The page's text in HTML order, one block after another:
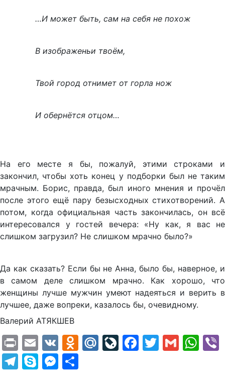
…И может быть, сам на себя не похож
В изображеньи твоём,
Твой город отнимет от горла нож
И обернётся отцом…
На его месте я бы, пожалуй, этими строками и
закончил, чтобы хоть конец у подборки был не таким
мрачным. Борис, правда, был иного мнения и прочёл
после этого ещё пару безысходных стихотворений. А
потом, когда официальная часть закончилась, он всё
интересовался у гостей вечера: «Ну как, я вас не
слишком загрузил? Не слишком мрачно было?»
Да как сказать? Если бы не Анна, было бы, наверное, и
в самом деле слишком мрачно. Как хорошо, что
женщины лучше мужчин умеют надеяться и верить в
лучшее, даже вопреки, казалось бы, очевидному.
Валерий АТЯКШЕВ
PrintEmail
VK Odnoklassniki
Mail.Ru
LiveJournal
Facebook
Twitter
Gmail
Telegram
SkypeMessenger